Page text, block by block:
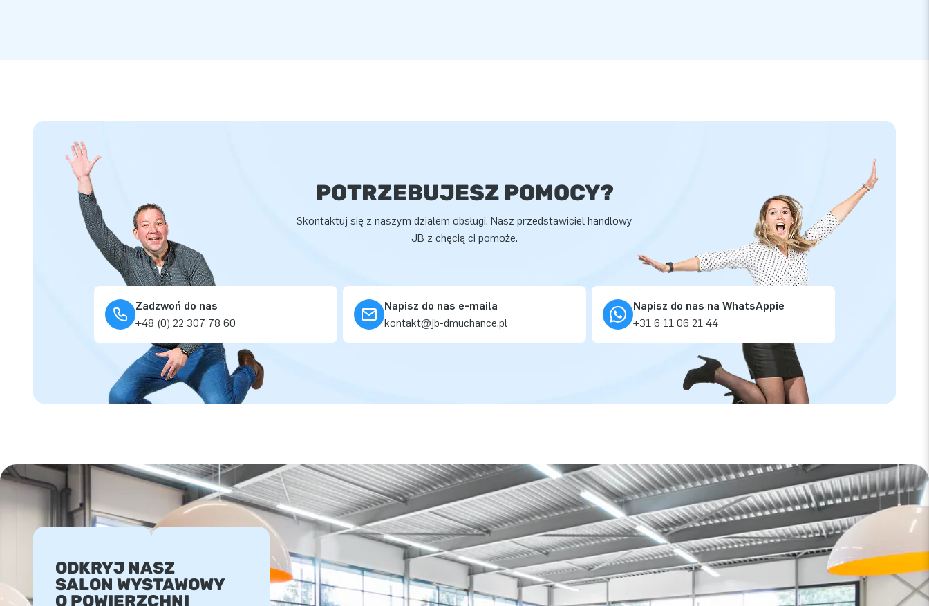
POTRZEBUJESZ POMOCY?
Skontaktuj się z naszym działem obsługi. Nasz przedstawiciel handlowy
JB z chęcią ci pomoże.
Zadzwoń do nas
+48 (0) 22 307 78 60
Napisz do nas e-maila
kontakt@jb-dmuchance.pl
Napisz do nas na WhatsAppie
+31 6 11 06 21 44
ODKRYJ NASZ
SALON WYSTAWOWY
O POWIERZCHNI